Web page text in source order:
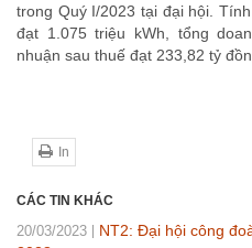
trong Quý I/2023 tại đại hội.
đạt 1.075 triệu kWh, tổng
nhuận sau thuế đạt 233,82 tỷ
In
CÁC TIN KHÁC
20/03/2023
NT2: Đại hội công